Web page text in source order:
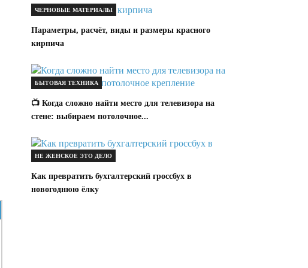
ЧЕРНОВЫЕ МАТЕРИАЛЫ
Параметры, расчёт, виды и размеры красного
кирпича
БЫТОВАЯ ТЕХНИКА
📺 Когда сложно найти место для телевизора на
стене: выбираем потолочное...
НЕ ЖЕНСКОЕ ЭТО ДЕЛО
Как превратить бухгалтерский гроссбух в
новогоднюю ёлку